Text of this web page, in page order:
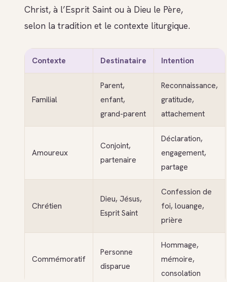
Christ, à l’Esprit Saint ou à Dieu le Père,
selon la tradition et le contexte liturgique.
Contexte Destinataire Intention
Familial
Parent,
enfant,
grand-parent
Reconnaissance,
gratitude,
attachement
Amoureux
Conjoint,
partenaire
Déclaration,
engagement,
partage
Chrétien
Dieu, Jésus,
Esprit Saint
Confession de
foi, louange,
prière
Commémoratif
Personne
disparue
Hommage,
mémoire,
consolation